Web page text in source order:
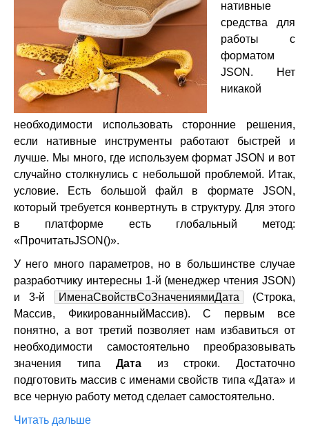
нативные
средства для
работы с
форматом
JSON. Нет
никакой
необходимости использовать сторонние решения,
если нативные инструменты работают быстрей и
лучше. Мы много, где используем формат JSON и вот
случайно столкнулись с небольшой проблемой. Итак,
условие. Есть большой файл в формате JSON,
который требуется конвертнуть в структуру. Для этого
в платформе есть глобальный метод:
«ПрочитатьJSON()».
У него много параметров, но в большинстве случае
разработчику интересны 1-й (менеджер чтения JSON)
и 3-й
ИменаСвойствСоЗначениямиДата
(Строка,
Массив, ФикированныйМассив). С первым все
понятно, а вот третий позволяет нам избавиться от
необходимости самостоятельно преобразовывать
значения типаДата из строки. Достаточно
подготовить массив с именами свойств типа «Дата» и
все черную работу метод сделает самостоятельно.
Читать дальше